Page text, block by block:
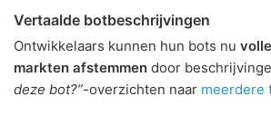
Vertaalde botbeschrijvingen
Ontwikkelaars kunnen hun bots nu
markten afstemmen door
deze bot?”-overzichten naar meerdere